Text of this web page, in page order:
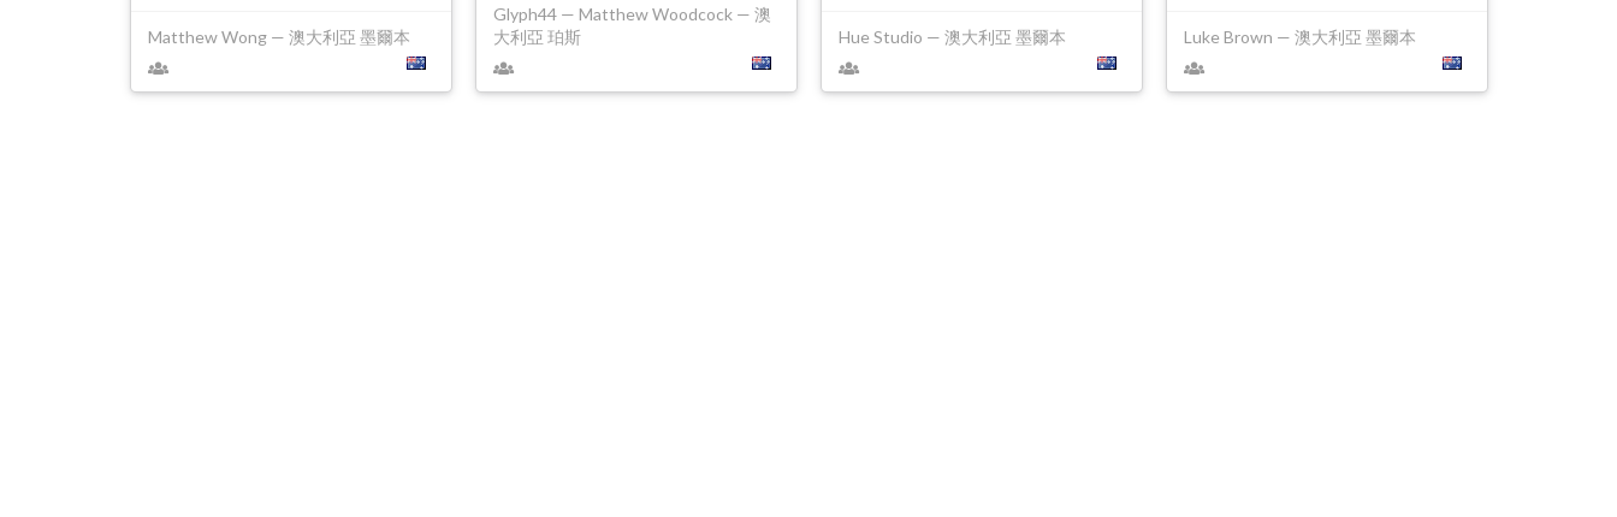
Matthew Wong — 澳大利亞 墨爾本
Glyph44 — Matthew Woodcock — 澳
大利亞 珀斯
Hue Studio — 澳大利亞 墨爾本 Luke Brown — 澳大利亞 墨爾本